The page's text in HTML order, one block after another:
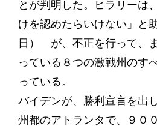
とが判明した。ヒラリーは
けを認めたらいけない」と
日） が、不正を行って、
っている８つの激戦州のす
っている。
バイデンが、勝利宣言を出
州都のアトランタで、９０